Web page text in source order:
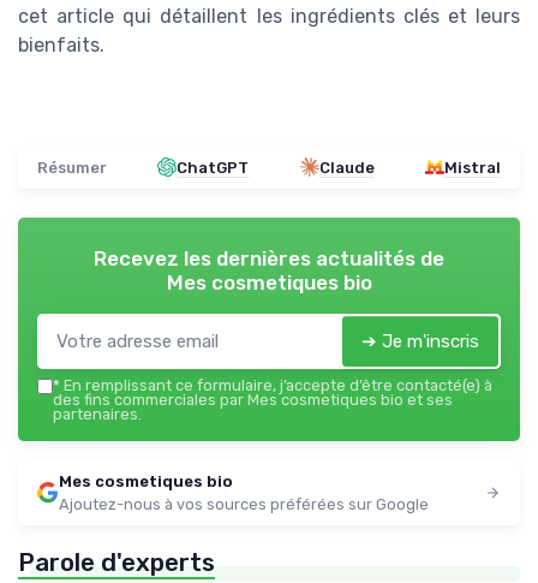
cet article qui détaillent les ingrédients clés et leurs
bienfaits.
Résumer ChatGPT Claude Mistral
Recevez les dernières actualités de
Mes cosmetiques bio
➔ Je m'inscris
* En remplissant ce formulaire, j’accepte d’être contacté(e) à
des fins commerciales par Mes cosmetiques bio et ses
partenaires.
Mes cosmetiques bio
Ajoutez-nous à vos sources préférées sur Google
Parole d'experts